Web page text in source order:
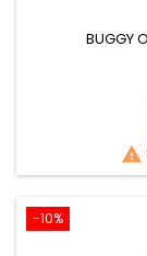
BUGGY

-10%